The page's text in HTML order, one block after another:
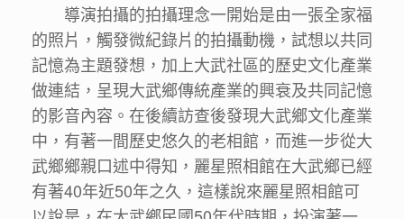
導演拍攝的拍攝理念一開始是由一張全家福
的照片，觸發微紀錄片的拍攝動機，試想以共同
記憶為主題發想，加上大武社區的歷史文化產業
做連結，呈現大武鄉傳統產業的興衰及共同記憶
的影音內容。在後續訪查後發現大武鄉文化產業
中，有著一間歷史悠久的老相館，而進一步從大
武鄉鄉親口述中得知，麗星照相館在大武鄉已經
有著40年近50年之久，這樣說來麗星照相館可